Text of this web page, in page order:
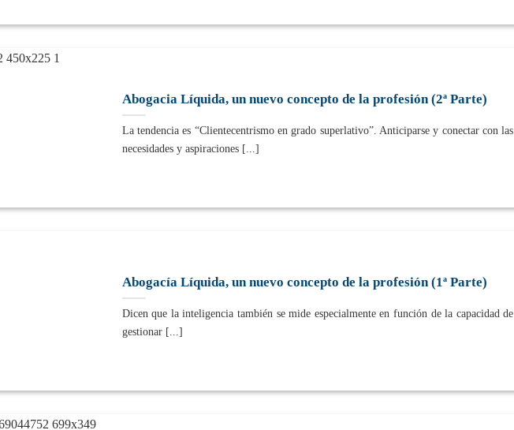
Abogacia Líquida, un nuevo concepto de la profesión (2ª Parte)
La tendencia es “Clientecentrismo en grado superlativo”. Anticiparse y conectar con las
necesidades y aspiraciones [...]
Abogacía Líquida, un nuevo concepto de la profesión (1ª Parte)
Dicen que la inteligencia también se mide especialmente en función de la capacidad de
gestionar [...]